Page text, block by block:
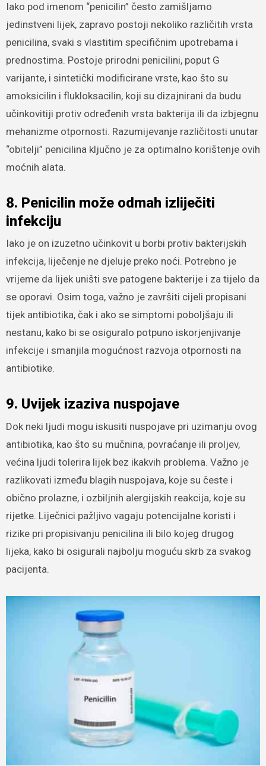
Iako pod imenom “penicilin” često zamišljamo
jedinstveni lijek, zapravo postoji nekoliko različitih vrsta
penicilina, svaki s vlastitim specifičnim upotrebama i
prednostima. Postoje prirodni penicilini, poput G
varijante, i sintetički modificirane vrste, kao što su
amoksicilin i flukloksacilin, koji su dizajnirani da budu
učinkovitiji protiv određenih vrsta bakterija ili da izbjegnu
mehanizme otpornosti. Razumijevanje različitosti unutar
“obitelji” penicilina ključno je za optimalno korištenje ovih
moćnih alata.
8. Penicilin može odmah izliječiti
infekciju
Iako je on izuzetno učinkovit u borbi protiv bakterijskih
infekcija, liječenje ne djeluje preko noći. Potrebno je
vrijeme da lijek uništi sve patogene bakterije i za tijelo da
se oporavi. Osim toga, važno je završiti cijeli propisani
tijek antibiotika, čak i ako se simptomi poboljšaju ili
nestanu, kako bi se osiguralo potpuno iskorjenjivanje
infekcije i smanjila mogućnost razvoja otpornosti na
antibiotike.
9. Uvijek izaziva nuspojave
Dok neki ljudi mogu iskusiti nuspojave pri uzimanju ovog
antibiotika, kao što su mučnina, povraćanje ili proljev,
većina ljudi tolerira lijek bez ikakvih problema. Važno je
razlikovati između blagih nuspojava, koje su česte i
obično prolazne, i ozbiljnih alergijskih reakcija, koje su
rijetke. Liječnici pažljivo vagaju potencijalne koristi i
rizike pri propisivanju penicilina ili bilo kojeg drugog
lijeka, kako bi osigurali najbolju moguću skrb za svakog
pacijenta.